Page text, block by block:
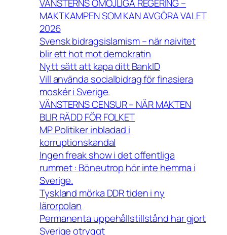
VÄNSTERNS OMÖJLIGA REGERING –
MAKTKAMPEN SOM KAN AVGÖRA VALET
2026
Svensk bidragsislamism – när naivitet
blir ett hot mot demokratin
Nytt sätt att kapa ditt BankID
Vill använda socialbidrag för finasiera
moskér i Sverige.
VÄNSTERNS CENSUR – NÄR MAKTEN
BLIR RÄDD FÖR FOLKET
MP Politiker inbladad i
korruptionskandal
Ingen freak show i det offentliga
rummet : Böneutrop hör inte hemma i
Sverige.
Tyskland mörka DDR tiden i ny
lärorpolan
Permanenta uppehållstillstånd har gjort
Sverige otryggt